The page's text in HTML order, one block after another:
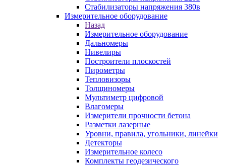
Стабилизаторы напряжения 380в
Измерительное оборудование
Назад
Измерительное оборудование
Дальномеры
Нивелиры
Построители плоскостей
Пирометры
Тепловизоры
Толщиномеры
Мультиметр цифровой
Влагомеры
Измерители прочности бетона
Разметки лазерные
Уровни, правила, угольники, линейки
Детекторы
Измерительное колесо
Комплекты геодезического